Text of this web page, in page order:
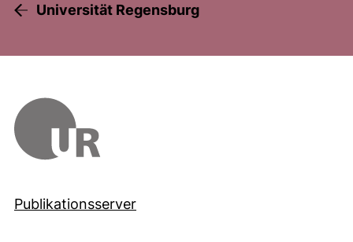
Universität Regensburg
Publikationsserver